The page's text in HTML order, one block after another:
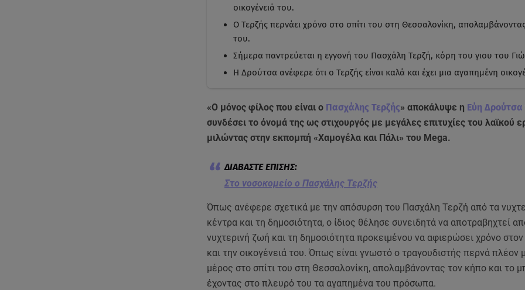
οικογένειά του.
Ο Τερζής περνάει χρόνο στο σπίτι του στη Θεσσαλονίκη,
του.
Σήμερα παντρεύεται η εγγονή του Πασχάλη Τερζή, κόρη του γιου του
Η Δρούτσα ανέφερε ότι ο Τερζής είναι καλά και έχει μια αγαπημένη
«Ο μόνος φίλος που είναι οΠασχάλης Τερζής» αποκάλυψε η Εύη Δρούτσα
συνδέσει το όνομά της ως στιχουργός με μεγάλες επιτυχίες του λαϊκού
μιλώντας στην εκπομπή «Χαμογέλα και Πάλι» του Mega.
Στο νοσοκομείο ο Πασχάλης Τερζής
Όπως ανέφερε σχετικά με την απόσυρση του Πασχάλη Τερζή από τα
κέντρα και τη δημοσιότητα, ο ίδιος θέλησε συνειδητά να αποτραβηχτεί
νυχτερινή ζωή και τη δημοσιότητα προκειμένου να αφιερώσει χρόνο
και την οικογένειά του. Όπως είναι γνωστό ο τραγουδιστής περνά πλέον
μέρος στο σπίτι του στη Θεσσαλονίκη, απολαμβάνοντας τον κήπο και το
έχοντας στο πλευρό του τα αγαπημένα του πρόσωπα.